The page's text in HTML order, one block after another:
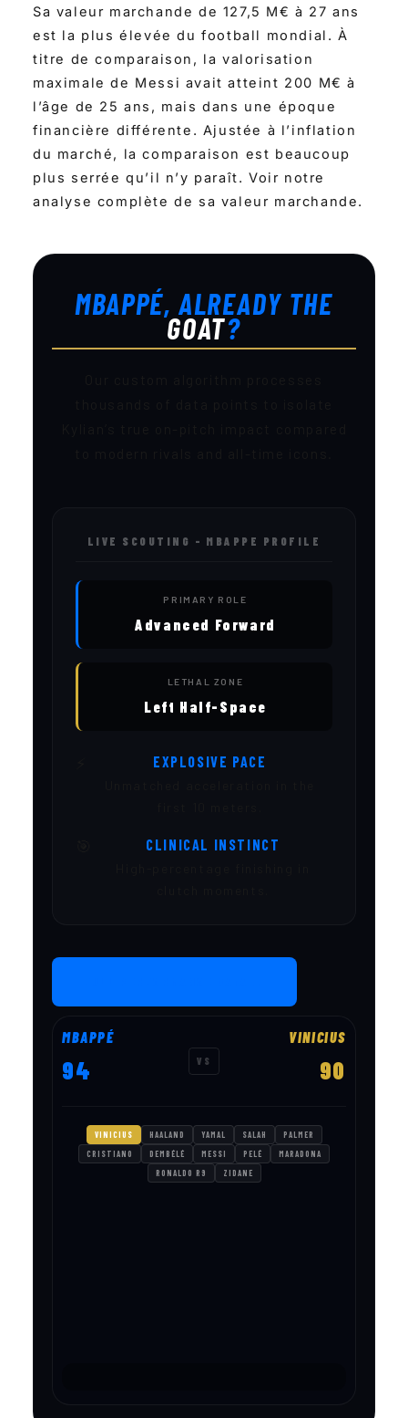
Sa valeur marchande de 127,5 M€ à 27 ans
est la plus élevée du football mondial. À
titre de comparaison, la valorisation
maximale de Messi avait atteint 200 M€ à
l’âge de 25 ans, mais dans une époque
financière différente. Ajustée à l’inflation
du marché, la comparaison est beaucoup
plus serrée qu’il n’y paraît. Voir notre
analyse complète de sa valeur marchande.
MBAPPÉ
94 VS
VINICIUS
90
VINICIUS HAALAND YAMAL SALAH
PALMER
CRISTIANO
DEMBÉLÉ MESSI PELÉ
MARADONA
RONALDO R9
ZIDANE
MBAPPÉ, ALREADY THE
GOAT?
LIVE SCOUTING – MBAPPE PROFILE
PRIMARY ROLE
Advanced Forward
LETHAL ZONE
Left Half-Space
EXPLOSIVE PACE
CLINICAL INSTINCT